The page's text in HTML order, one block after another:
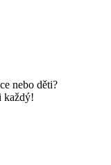
nebo děti?
každý!